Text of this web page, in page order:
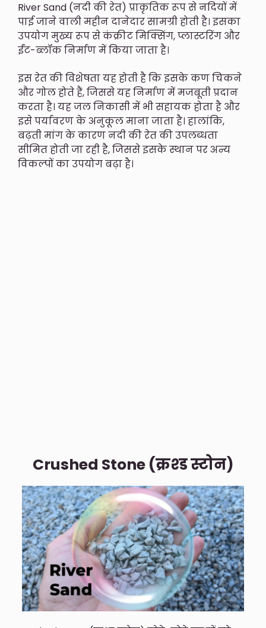
River Sand (नदी की रेत) प्राकृतिक रूप से नदियों में
पाई जाने वाली महीन दानेदार सामग्री होती है। इसका
उपयोग मुख्य रूप से कंक्रीट मिक्सिंग, प्लास्टरिंग और
ईंट-ब्लॉक निर्माण में किया जाता है।
इस रेत की विशेषता यह होती है कि इसके कण चिकने
और गोल होते हैं, जिससे यह निर्माण में मजबूती प्रदान
करता है। यह जल निकासी में भी सहायक होता है और
इसे पर्यावरण के अनुकूल माना जाता है। हालांकि,
बढ़ती मांग के कारण नदी की रेत की उपलब्धता
सीमित होती जा रही है, जिससे इसके स्थान पर अन्य
विकल्पों का उपयोग बढ़ा है।
Crushed Stone (क्रश्ड स्टोन)